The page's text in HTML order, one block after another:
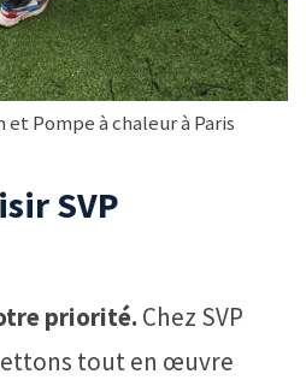
Pompe à chaleur à Paris
SVP
priorité. Chez SVP
tout en œuvre